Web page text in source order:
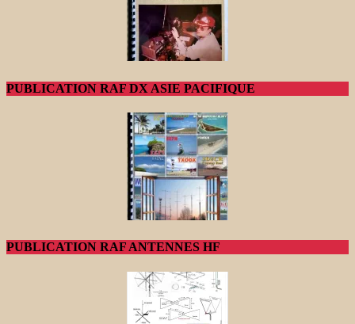
PUBLICATION RAF DX ASIE PACIFIQUE
PUBLICATION RAF ANTENNES HF